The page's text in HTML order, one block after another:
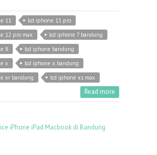
11
lcd iphone 11 pro
12 pro max
lcd iphone 7 bandung
8
lcd iphone bandung
x
lcd iphone x bandung
xr bandung
lcd iphone xs max
Read more